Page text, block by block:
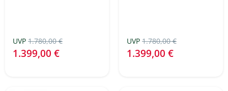
UVP 1.780,00 €
1.399,00 €
UVP 1.780,00 €
1.399,00 €